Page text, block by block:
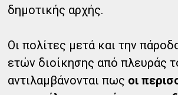
δημοτικής αρχής.
Οι πολίτες μετά και την
ετών διοίκησης από πλευράς
αντιλαμβάνονται πως οι